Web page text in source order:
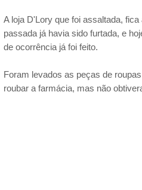
A loja D'Lory que foi assaltada,
passada já havia sido furtada, e
de ocorrência já foi feito.
Foram levados as peças de
roubar a farmácia, mas não